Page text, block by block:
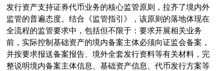
发行资产支持证券代币业务的核心监管原则，拉齐了境内外
监管的普遍态度。结合《监管指引》，该原则的落地体现在
全流程的监管要求中，包括但不限于：要求开展相关业务
前，实际控制基础资产的境内备案主体必须向证监会备案，
并按要求报送备案报告、境外全套发行资料等有关材料，完
整说明境内备案主体信息、基础资产信息、代币发行方案等